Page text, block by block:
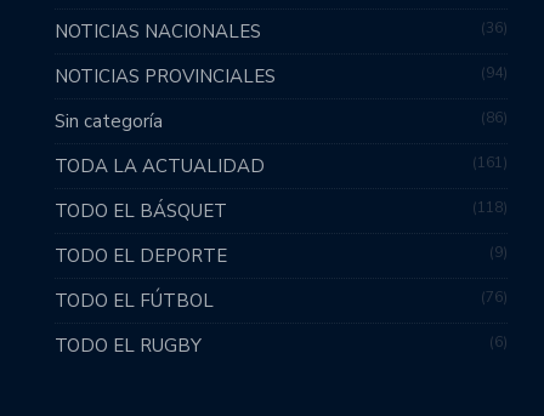
NOTICIAS NACIONALES 36
NOTICIAS PROVINCIALES 94
Sin categoría 86
TODA LA ACTUALIDAD 161
TODO EL BÁSQUET 118
TODO EL DEPORTE 9
TODO EL FÚTBOL 76
TODO EL RUGBY 6